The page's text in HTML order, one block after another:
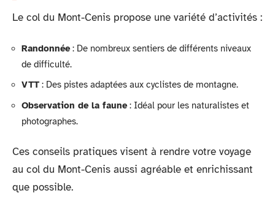
Le col du Mont-Cenis propose une variété d’activités :
Randonnée: De nombreux sentiers de différents niveaux
de difficulté.
VTT : Des pistes adaptées aux cyclistes de montagne.
Observation de la faune: Idéal pour les naturalistes et
photographes.
Ces conseils pratiques visent à rendre votre voyage
au col du Mont-Cenis aussi agréable et enrichissant
que possible.